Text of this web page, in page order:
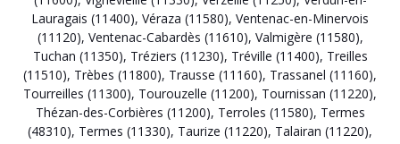
Lauragais (11400), Véraza (11580), Ventenac-en-Minervois
(11120), Ventenac-Cabardès (11610), Valmigère (11580),
Tuchan (11350), Tréziers (11230), Tréville (11400), Treilles
(11510), Trèbes (11800), Trausse (11160), Trassanel (11160),
Tourreilles (11300), Tourouzelle (11200), Tournissan (11220),
Thézan-des-Corbières (11200), Terroles (11580), Termes
(48310), Termes (11330), Taurize (11220), Talairan (11220),